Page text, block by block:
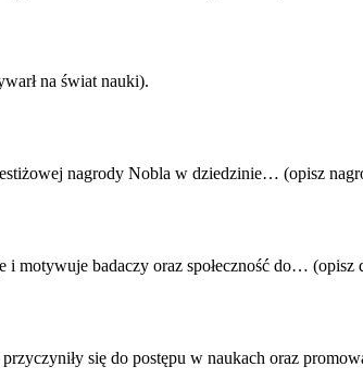
na świat nauki).
nagrody Nobla w dziedzinie… (opisz
i motywuje badaczy oraz społeczność do…
się do postępu w naukach oraz